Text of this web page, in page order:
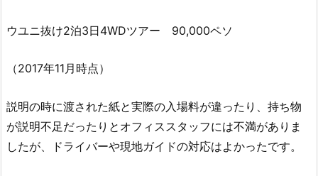
ウユニ抜け2泊3日4WDツアー 90,000ペソ
（2017年11月時点）
説明の時に渡された紙と実際の入場料が違ったり、持ち物
が説明不足だったりとオフィススタッフには不満がありま
したが、ドライバーや現地ガイドの対応はよかったです。